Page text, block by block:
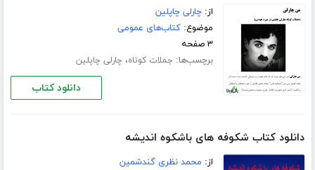
از:چارلی چاپلین
موضوع:کتاب‌های عمومی
۳ صفحه
برچسب‌ها: جملات کوتاه، چارلی چاپلین
دانلود کتاب
دانلود کتاب شکوفه های باشکوه اندیشه
از: محمد نظری گندشمین